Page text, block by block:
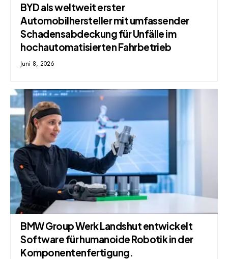
BYD als weltweit erster
Automobilhersteller mit umfassender
Schadensabdeckung für Unfälle im
hochautomatisierten Fahrbetrieb
Juni 8, 2026
BMW Group Werk Landshut entwickelt
Software für humanoide Robotik in der
Komponentenfertigung.